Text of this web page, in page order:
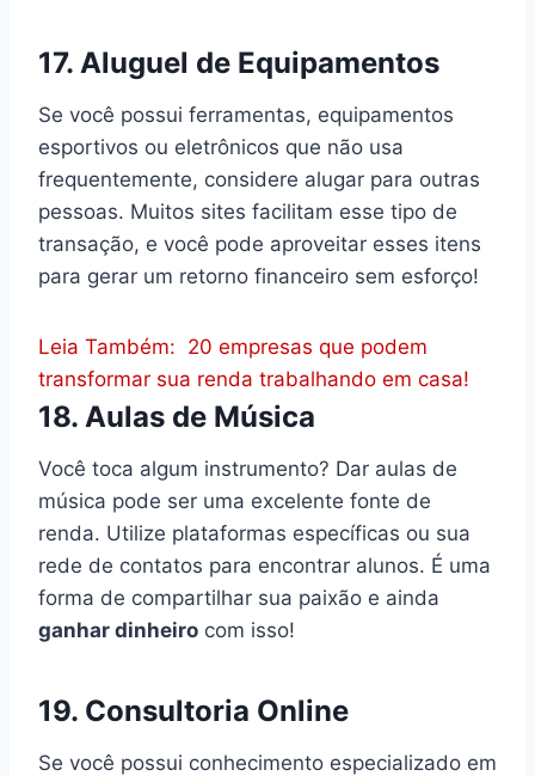
17. Aluguel de Equipamentos
Se você possui ferramentas, equipamentos
esportivos ou eletrônicos que não usa
frequentemente, considere alugar para outras
pessoas. Muitos sites facilitam esse tipo de
transação, e você pode aproveitar esses itens
para gerar um retorno financeiro sem esforço!
Leia Também: 20 empresas que podem
transformar sua renda trabalhando em casa!
18. Aulas de Música
Você toca algum instrumento? Dar aulas de
música pode ser uma excelente fonte de
renda. Utilize plataformas específicas ou sua
rede de contatos para encontrar alunos. É uma
forma de compartilhar sua paixão e ainda
ganhar dinheiro com isso!
19. Consultoria Online
Se você possui conhecimento especializado em